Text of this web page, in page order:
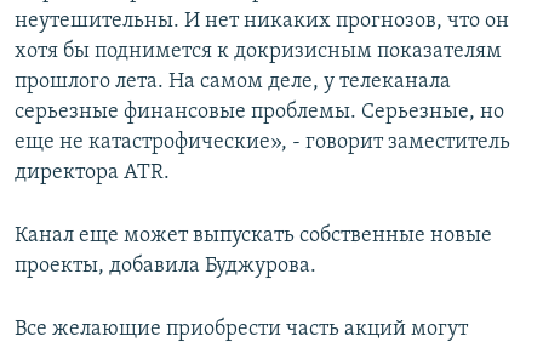
неутешительны. И нет никаких прогнозов, что он
хотя бы поднимется к докризисным показателям
прошлого лета. На самом деле, у телеканала
серьезные финансовые проблемы. Серьезные, но
еще не катастрофические», ‑ говорит заместитель
директора ATR.
Канал еще может выпускать собственные новые
проекты, добавила Буджурова.
Все желающие приобрести часть акций могут